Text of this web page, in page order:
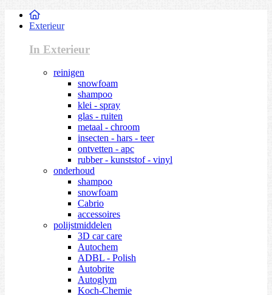
Exterieur
In Exterieur
reinigen
snowfoam
shampoo
klei - spray
glas - ruiten
metaal - chroom
insecten - hars - teer
ontvetten - apc
rubber - kunststof - vinyl
onderhoud
shampoo
snowfoam
Cabrio
accessoires
polijstmiddelen
3D car care
Autochem
ADBL - Polish
Autobrite
Autoglym
Koch-Chemie